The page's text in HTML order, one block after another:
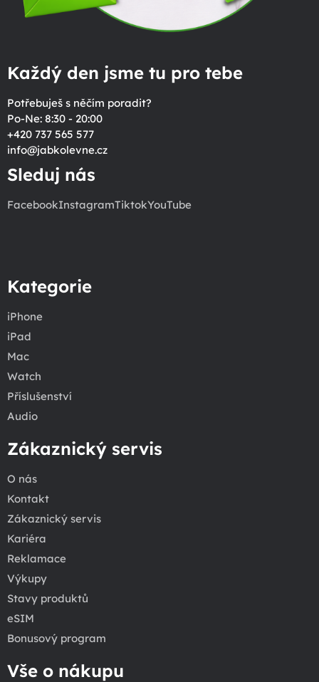
Každý den jsme tu pro tebe
Potřebuješ s něčím poradit?
Po-Ne: 8:30 - 20:00
+420 737 565 577
info@jabkolevne.cz
Sleduj nás
FacebookInstagramTiktokYouTube
Kategorie
iPhone
iPad
Mac
Watch
Příslušenství
Audio
Zákaznický servis
O nás
Kontakt
Zákaznický servis
Kariéra
Reklamace
Výkupy
Stavy produktů
eSIM
Bonusový program
Vše o nákupu